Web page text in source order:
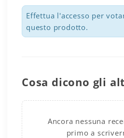
Effettua l'accesso per
questo prodotto.
Cosa dicono gli
Ancora nessuna
primo a